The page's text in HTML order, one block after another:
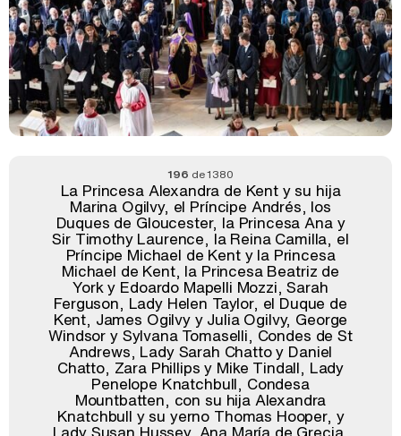
196 de 1380
La Princesa Alexandra de Kent y su hija
Marina Ogilvy, el Príncipe Andrés, los
Duques de Gloucester, la Princesa Ana y
Sir Timothy Laurence, la Reina Camilla, el
Príncipe Michael de Kent y la Princesa
Michael de Kent, la Princesa Beatriz de
York y Edoardo Mapelli Mozzi, Sarah
Ferguson, Lady Helen Taylor, el Duque de
Kent, James Ogilvy y Julia Ogilvy, George
Windsor y Sylvana Tomaselli, Condes de St
Andrews, Lady Sarah Chatto y Daniel
Chatto, Zara Phillips y Mike Tindall, Lady
Penelope Knatchbull, Condesa
Mountbatten, con su hija Alexandra
Knatchbull y su yerno Thomas Hooper, y